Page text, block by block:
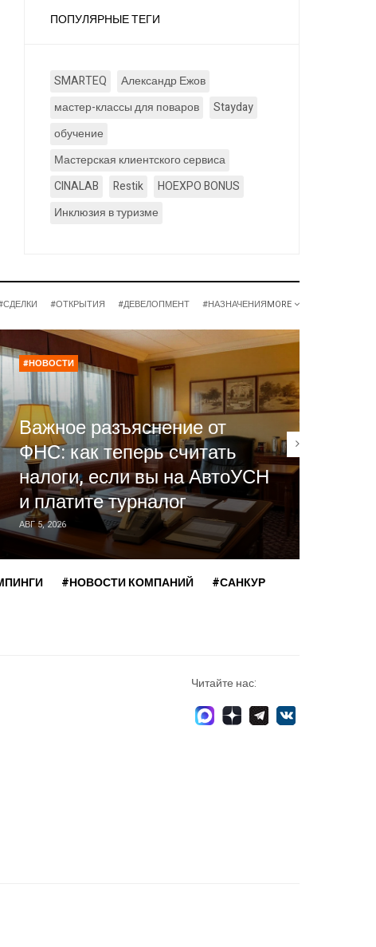
ПОПУЛЯРНЫЕ ТЕГИ
SMARTEQ
Александр Ежов
мастер-классы для поваров
Stayday
обучение
Мастерская клиентского сервиса
CINALAB
Restik
HOEXPO BONUS
Инклюзия в туризме
#ОТКРЫТИЯ #ДЕВЕЛОПМЕНТ #НАЗНАЧЕНИЯMORE
#НОВОСТИ
Важное разъяснение от
ФНС: как теперь считать
налоги, если вы на АвтоУСН
и платите турналог
АВГ 5, 2026
#НОВОСТИ КОМПАНИЙ #САНКУР
Читайте нас: